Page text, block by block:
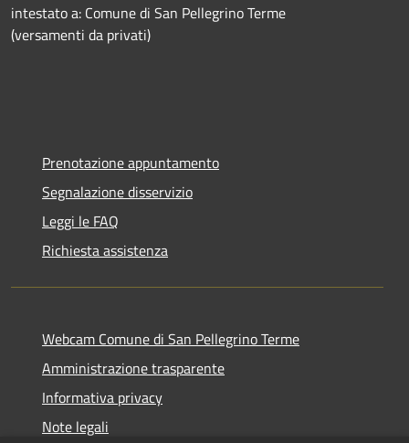
intestato a: Comune di San Pellegrino Terme
(versamenti da privati)
Prenotazione appuntamento
Segnalazione disservizio
Leggi le FAQ
Richiesta assistenza
Webcam Comune di San Pellegrino Terme
Amministrazione trasparente
Informativa privacy
Note legali